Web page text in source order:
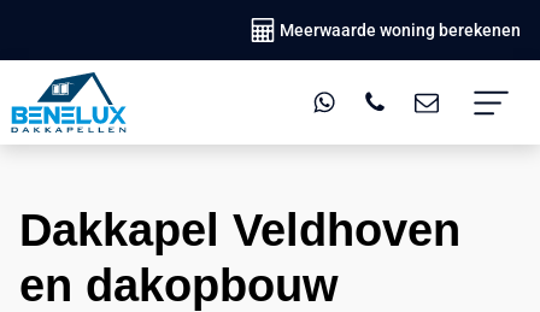
Meerwaarde woning berekenen
Dakkapel Veldhoven
en dakopbouw